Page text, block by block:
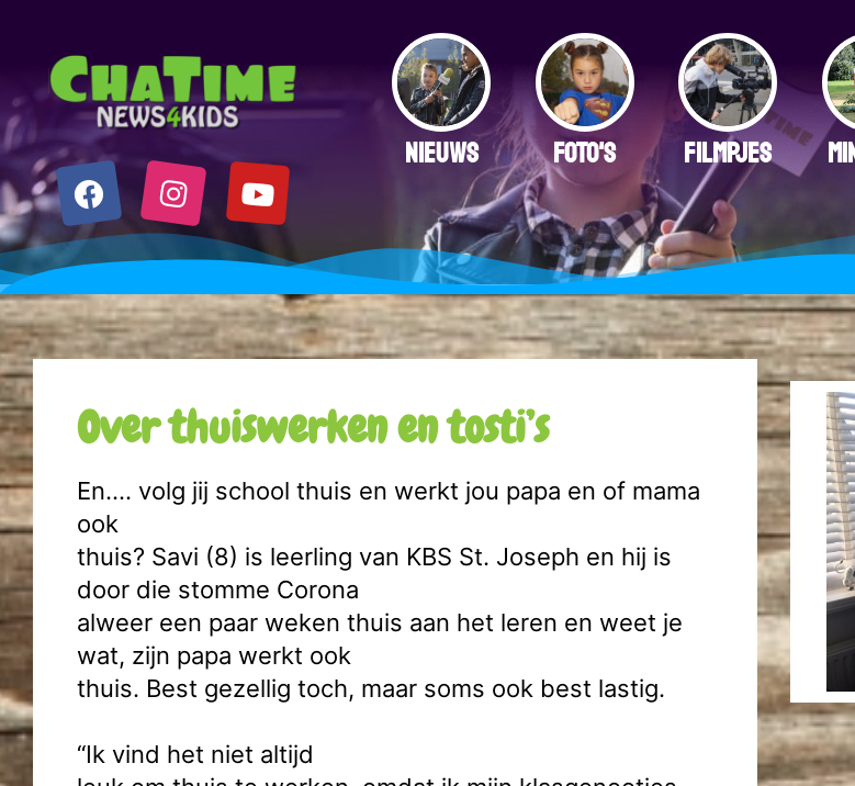
NIEUWS FOTO'S FILMPJES
Over thuiswerken en tosti’s
En…. volg jij school thuis en werkt jou papa en of mama
ook
thuis? Savi (8) is leerling van KBS St. Joseph en hij is
door die stomme Corona
alweer een paar weken thuis aan het leren en weet je
wat, zijn papa werkt ook
thuis. Best gezellig toch, maar soms ook best lastig.
“Ik vind het niet altijd